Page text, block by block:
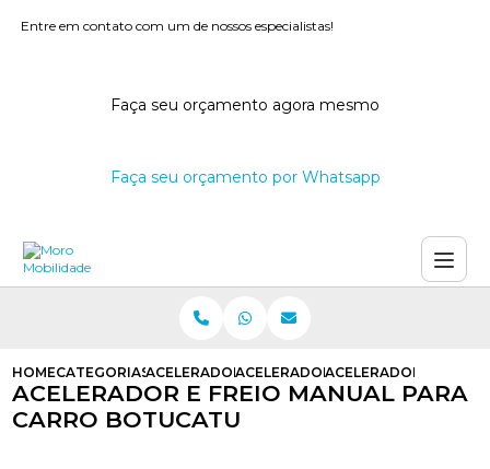
Entre em contato com um de nossos especialistas!
Faça seu orçamento agora mesmo
Faça seu orçamento por Whatsapp
HOMECATEGORIASACELERADORES E FREIOS MANUAIS
ACELERADOR E FREIO MANUAL
ACELERADOR E
ACELERADOR E FREIO MANUAL PARA
CARRO BOTUCATU